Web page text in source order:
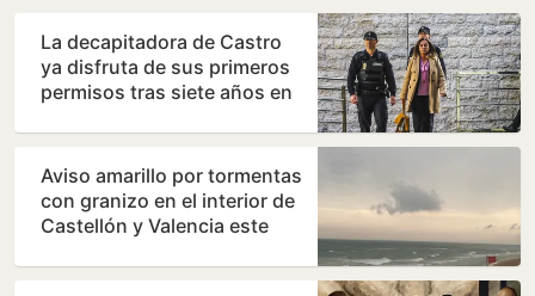
La decapitadora de Castro
ya disfruta de sus primeros
permisos tras siete años en
Aviso amarillo por tormentas
con granizo en el interior de
Castellón y Valencia este